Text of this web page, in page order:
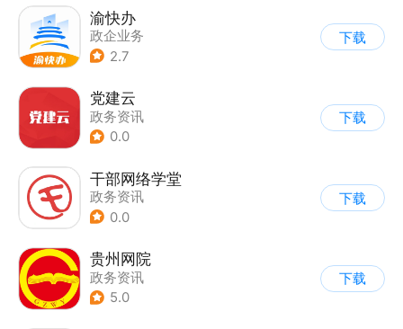
渝快办
政企业务
2.7
下载
党建云
政务资讯
0.0
下载
干部网络学堂
政务资讯
0.0
下载
贵州网院
政务资讯
5.0
下载